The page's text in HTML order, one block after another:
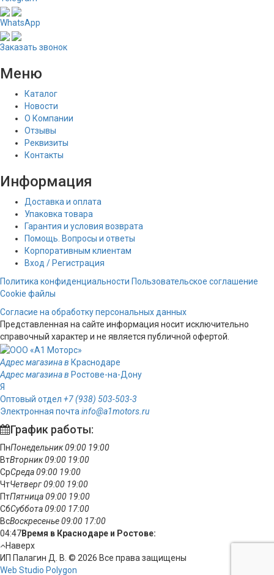
WhatsApp
Заказать звонок
Меню
Каталог
Новости
О Компании
Отзывы
Реквизиты
Контакты
Информация
Доставка и оплата
Упаковка товара
Гарантия и условия возврата
Помощь. Вопросы и ответы
Корпоративным клиентам
Вход / Регистрация
Политика конфиденциальности Пользовательское соглашение
Cookie файлы
Согласие на обработку персональных данных
Представленная на сайте информация носит исключительно
справочный характер и не является публичной офертой.
Адрес магазина в Краснодаре
Адрес магазина в Ростове-на-Дону
Я
Оптовый отдел +7 (938) 503-503-3
Электронная почта info@a1motors.ru
График работы:
ПнПонедельник09:00 19:00
ВтВторник09:00 19:00
СрСреда09:00 19:00
ЧтЧетверг09:00 19:00
ПтПятница09:00 19:00
СбСуббота09:00 17:00
ВсВоскресенье09:00 17:00
04:47Время в Краснодаре и Ростове:
Наверх
ИП Палагин Д. В. © 2026 Все права защищены
Web Studio Polygon